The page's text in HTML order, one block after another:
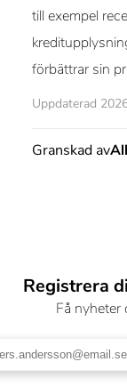
till exempel
förbättrar sin
Uppdaterad
Granskad av
Registrera
Få nyheter